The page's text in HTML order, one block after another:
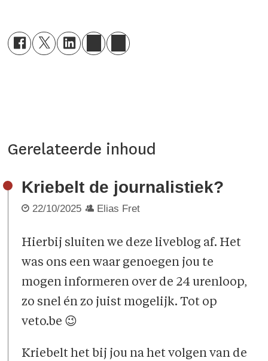
Gerelateerde inhoud
Kriebelt de journalistiek?
22/10/2025 Elias Fret
Hierbij sluiten we deze liveblog af. Het
was ons een waar genoegen jou te
mogen informeren over de 24 urenloop,
zo snel én zo juist mogelijk. Tot op
veto.be 😉
Kriebelt het bij jou na het volgen van de